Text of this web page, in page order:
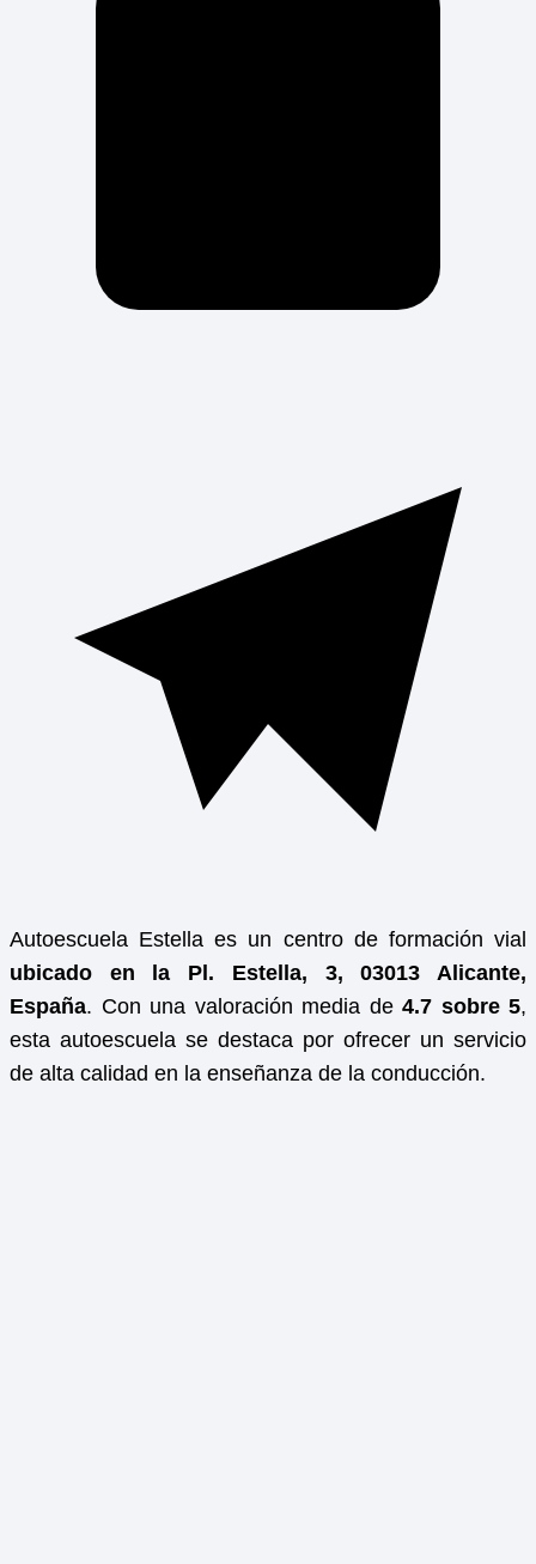
Autoescuela Estella es un centro de formación vial
ubicado en la Pl. Estella, 3, 03013 Alicante,
España. Con una valoración media de 4.7 sobre 5,
esta autoescuela se destaca por ofrecer un servicio
de alta calidad en la enseñanza de la conducción.